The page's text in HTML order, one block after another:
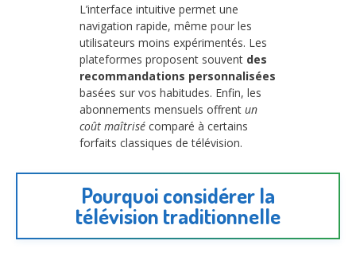
L’interface intuitive permet une
navigation rapide, même pour les
utilisateurs moins expérimentés. Les
plateformes proposent souvent des
recommandations personnalisées
basées sur vos habitudes. Enfin, les
abonnements mensuels offrent un
coût maîtrisé comparé à certains
forfaits classiques de télévision.
Pourquoi considérer la
télévision traditionnelle